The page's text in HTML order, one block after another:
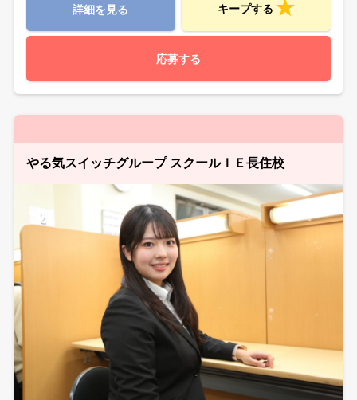
詳細を見る キープする
応募する
やる気スイッチグループ スクールＩＥ長住校